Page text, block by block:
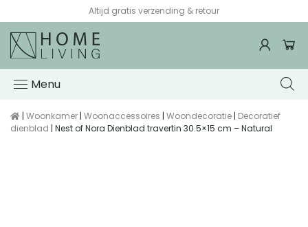
Voor 15:00 besteld, de volgende werkdag in huis*
Menu
| Woonkamer | Woonaccessoires | Woondecoratie | Decoratief
dienblad | Nest of Nora Dienblad travertin 30.5×15 cm – Natural